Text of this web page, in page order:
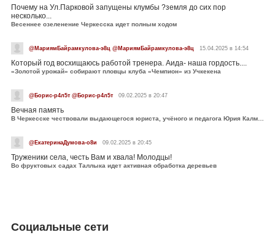
Почему на Ул.Парковой запущены клумбы ?земля до сих пор
несколько...
Весеннее озеленение Черкесска идет полным ходом
@МариямБайрамкулова-э8ц @МариямБайрамкулова-э8ц 15.04.2025 в 14:54
Который год восхищаюсь работой тренера. Аида- наша гордость....
«Золотой урожай» собирают пловцы клуба «Чемпион» из Учкекена
@Борис-р4л5т @Борис-р4л5т 09.02.2025 в 20:47
Вечная память
В Черкесске чествовали выдающегося юриста, учёного и педагога Юрия Калмыкова
@ЕкатеринаДумова-о8и 09.02.2025 в 20:45
Труженики села, честь Вам и хвала! Молодцы!
Во фруктовых садах Таллыка идет активная обработка деревьев
Социальные сети